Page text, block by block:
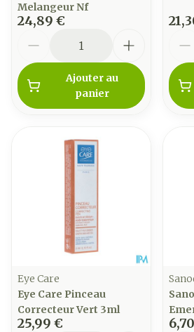
Melangeur Nf
24,89 €
Ajouter au
panier
Eye Care
Eye Care Pinceau
Correcteur Vert 3ml
25,99 €